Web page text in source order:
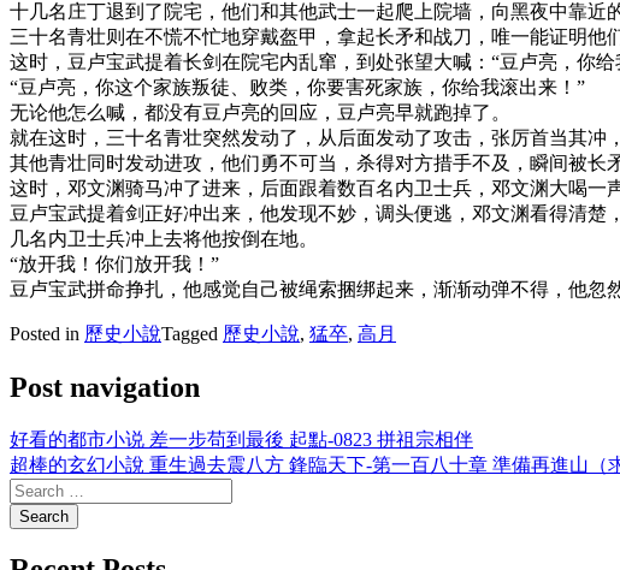
十几名庄丁退到了院宅，他们和其他武士一起爬上院墙，向黑夜中靠近
三十名青壮则在不慌不忙地穿戴盔甲，拿起长矛和战刀，唯一能证明
这时，豆卢宝武提着长剑在院宅内乱窜，到处张望大喊：“豆卢亮，你给
“豆卢亮，你这个家族叛徒、败类，你要害死家族，你给我滚出来！”
无论他怎么喊，都没有豆卢亮的回应，豆卢亮早就跑掉了。
就在这时，三十名青壮突然发动了，从后面发动了攻击，张厉首当其
其他青壮同时发动进攻，他们勇不可当，杀得对方措手不及，瞬间被长
这时，邓文渊骑马冲了进来，后面跟着数百名内卫士兵，邓文渊大喝一
豆卢宝武提着剑正好冲出来，他发现不妙，调头便逃，邓文渊看得清楚
几名内卫士兵冲上去将他按倒在地。
“放开我！你们放开我！”
豆卢宝武拼命挣扎，他感觉自己被绳索捆绑起来，渐渐动弹不得，他忽
Posted in 歷史小說Tagged 歷史小說, 猛卒, 高月
Post navigation
好看的都市小说 差一步苟到最後 起點-0823 拼祖宗相伴
超棒的玄幻小說 重生過去震八方 鋒臨天下-第一百八十章 準備再進山（